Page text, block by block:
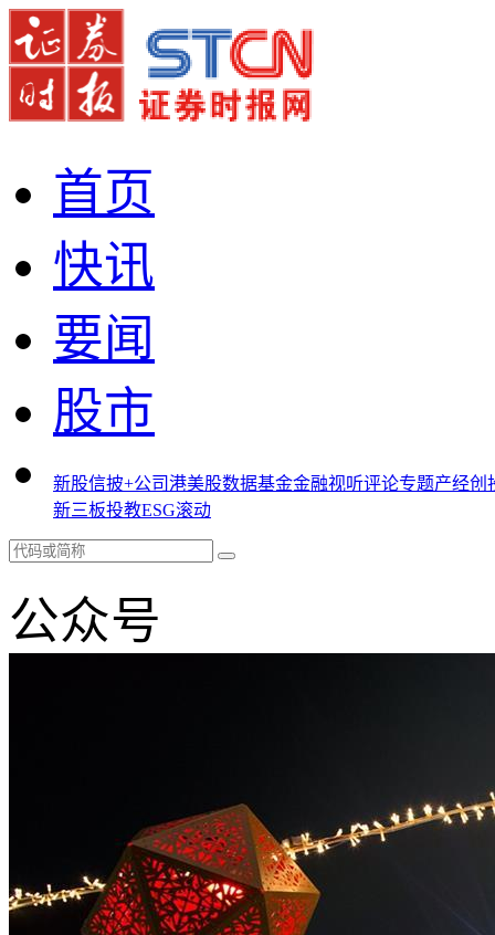
首页
快讯
要闻
股市
新股信披+公司港美股数据基金金融视听评论专题产经创
新三板投教ESG滚动
公众号